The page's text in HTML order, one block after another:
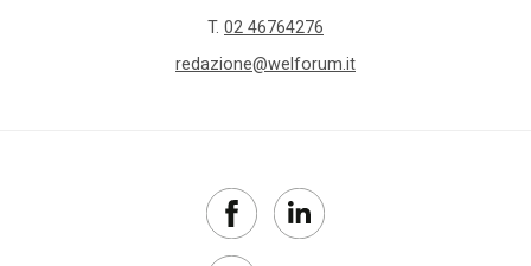
T. 02 46764276
redazione@welforum.it